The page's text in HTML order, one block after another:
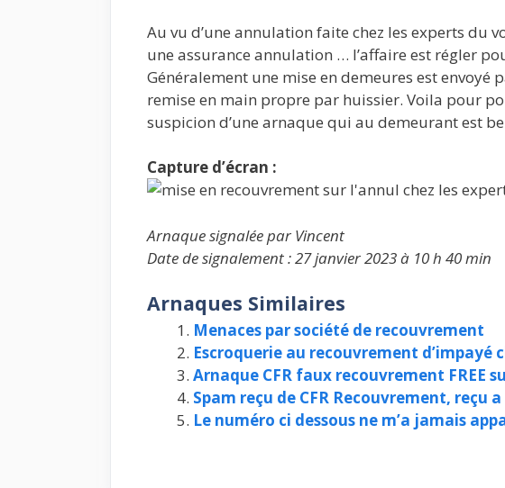
Au vu d’une annulation faite chez les experts du
une assurance annulation … l’affaire est régler
Généralement une mise en demeures est envoyé
remise en main propre par huissier. Voila pour
suspicion d’une arnaque qui au demeurant est
Capture d’écran :
Arnaque signalée par Vincent
Date de signalement : 27 janvier 2023 à 10 h 40 min
Arnaques Similaires
Menaces par société de recouvrement
Escroquerie au recouvrement d’impayé
Arnaque CFR faux recouvrement FREE
Spam reçu de CFR Recouvrement, reçu
Le numéro ci dessous ne m’a jamais